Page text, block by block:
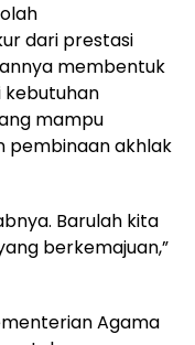
dari prestasi
membentuk
kebutuhan
mampu
pembinaan akhlak
Barulah kita
berkemajuan,”
Agama